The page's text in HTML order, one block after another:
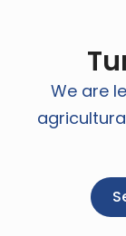
We are